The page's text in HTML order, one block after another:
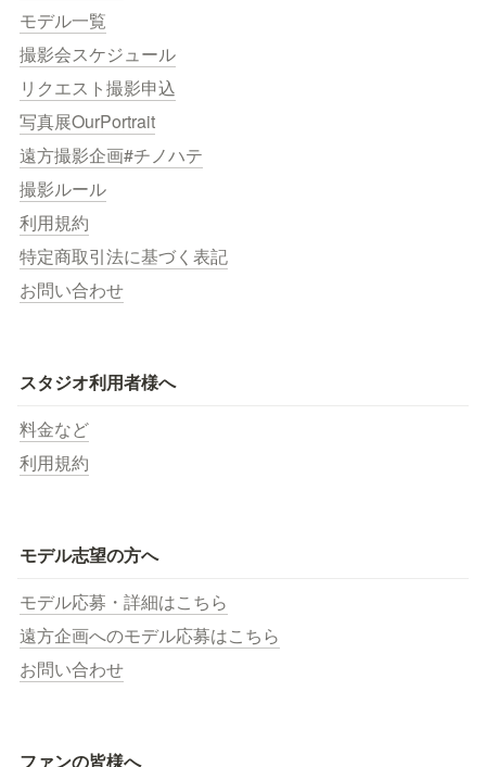
モデル一覧
撮影会スケジュール
リクエスト撮影申込
写真展OurPortrait
遠方撮影企画#チノハテ
撮影ルール
利用規約
特定商取引法に基づく表記
お問い合わせ
スタジオ利用者様へ
料金など
利用規約
モデル志望の方へ
モデル応募・詳細はこちら
遠方企画へのモデル応募はこちら
お問い合わせ
ファンの皆様へ